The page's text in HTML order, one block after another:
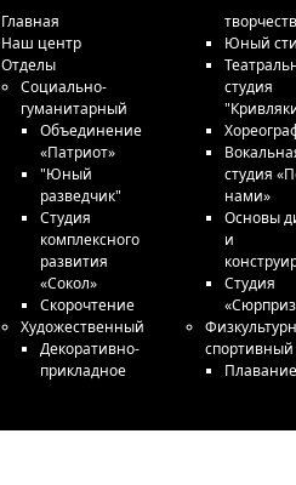
Главная
Наш центр
Отделы
Социально-
гуманитарный
Объединение
«Патриот»
"Юный
разведчик"
Студия
комплексного
развития
«Сокол»
Скорочтение
Художественный
Декоративно-
прикладное
Юный
студия
студия
нами»
Основы
и
Студия
спортивный
Плавание